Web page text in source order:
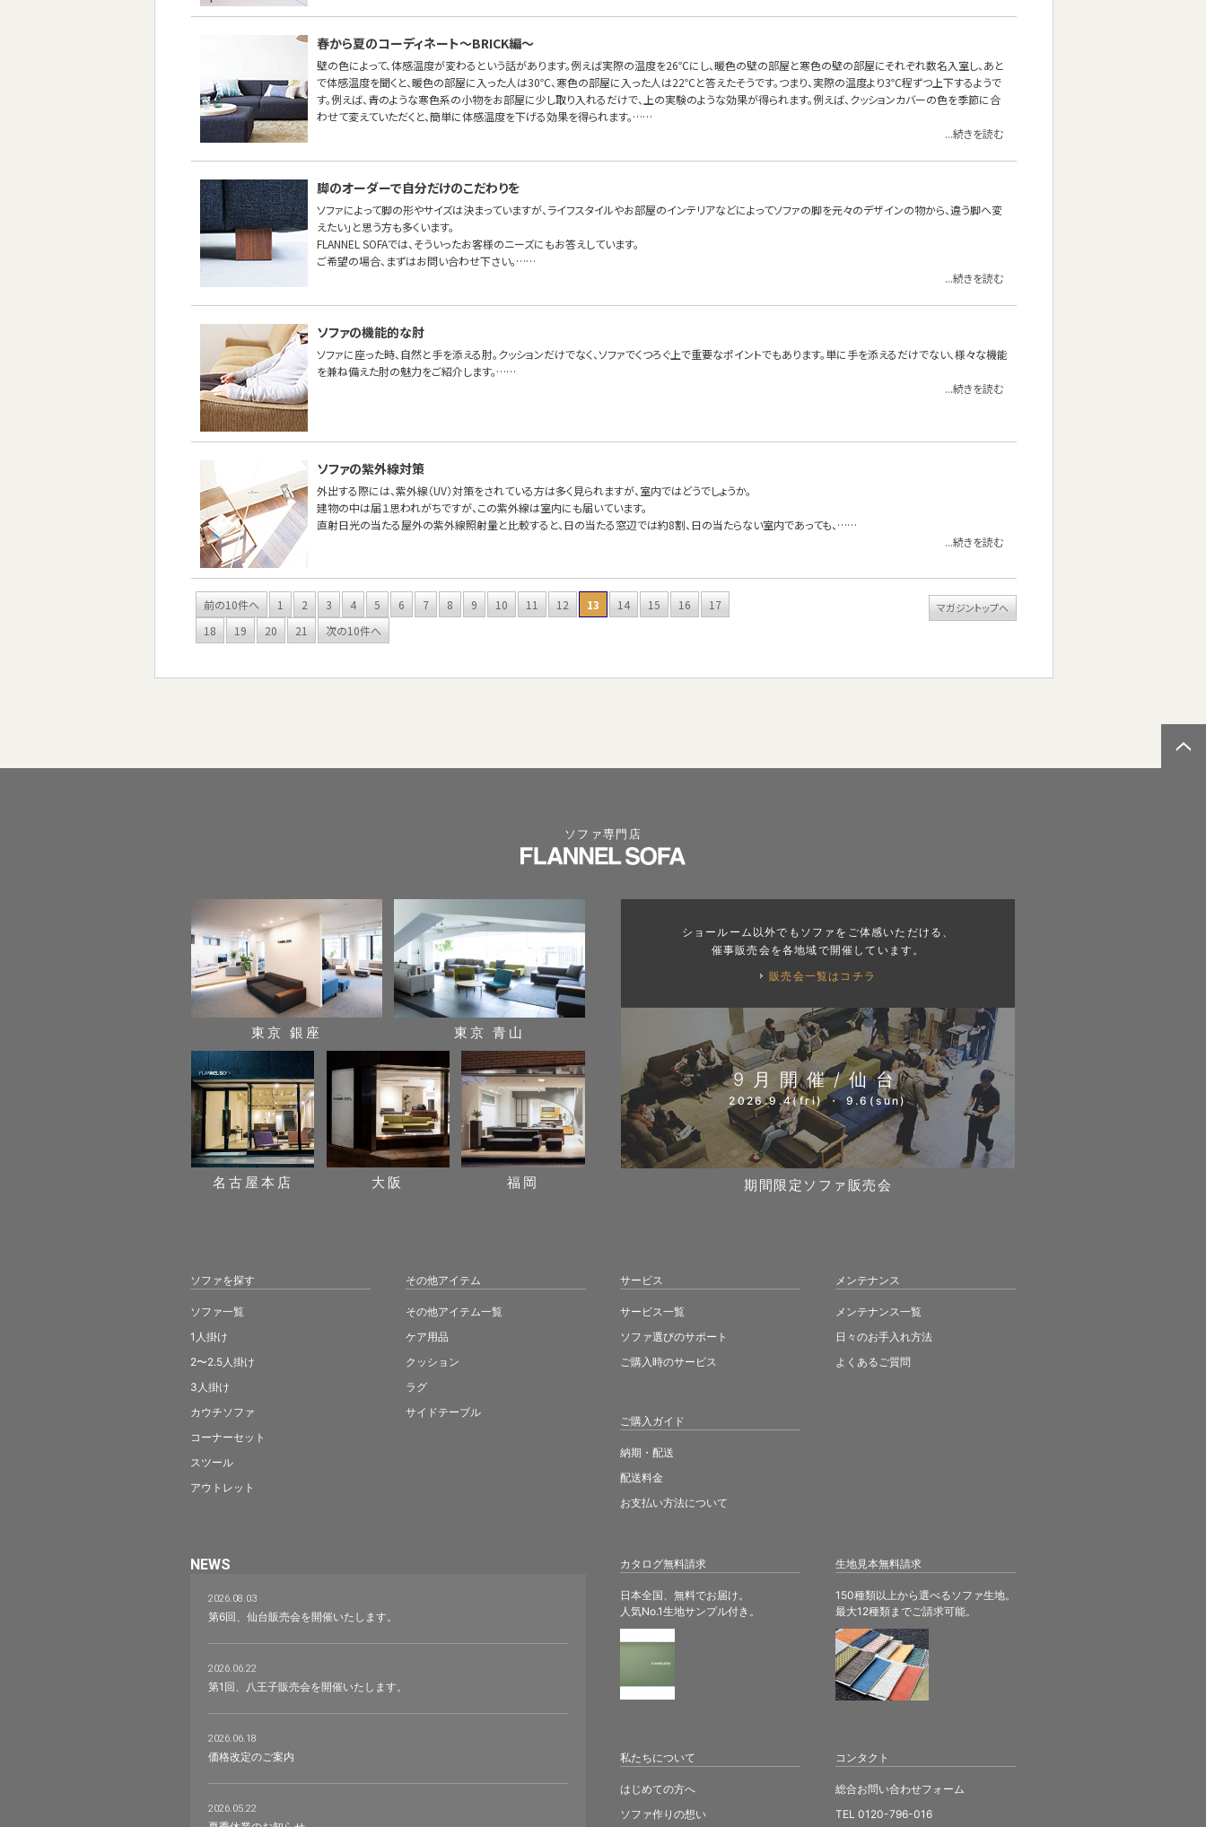
春から夏のコーディネート〜BRICK編～
壁の色によって、体感温度が変わるという話があります。例えば実際の温度を26℃にし、暖色の壁の部屋と寒色の壁の部屋にそれぞれ数名入室し、あと
で体感温度を聞くと、暖色の部屋に入った人は30℃、寒色の部屋に入った人は22℃と答えたそうです。つまり、実際の温度より3℃程ずつ上下するようで
す。例えば、青のような寒色系の小物をお部屋に少し取り入れるだけで、上の実験のような効果が得られます。例えば、クッションカバーの色を季節に合
わせて変えていただくと、簡単に体感温度を下げる効果を得られます。……
...続きを読む
脚のオーダーで自分だけのこだわりを
ソファによって脚の形やサイズは決まっていますが、ライフスタイルやお部屋のインテリアなどによってソファの脚を元々のデザインの物から、違う脚へ変
えたい」と思う方も多くいます。
FLANNEL SOFAでは、そういったお客様のニーズにもお答えしています。
ご希望の場合、まずはお問い合わせ下さい。……
...続きを読む
ソファの機能的な肘
ソファに座った時、自然と手を添える肘。クッションだけでなく、ソファでくつろぐ上で重要なポイントでもあります。単に手を添えるだけでない、様々な機能
を兼ね備えた肘の魅力をご紹介します。……
...続きを読む
ソファの紫外線対策
外出する際には、紫外線（UV）対策をされている方は多く見られますが、室内ではどうでしょうか。
建物の中は届１思われがちですが、この紫外線は室内にも届いています。
直射日光の当たる屋外の紫外線照射量と比較すると、日の当たる窓辺では約8割、日の当たらない室内であっても、……
...続きを読む
前の10件へ 1 2 3 4 5 6 7 8 9 10 11 12 13 14 15 16
17
18
19 20 21 次の10件へ
マガジントップへ
ソファ専門店
カタログ無料請求
日本全国、無料でお届け。
人気No.1生地サンプル付き。
生地見本無料請求
150種類以上から選べるソファ生地。
最大12種類までご請求可能。
東京 銀座 東京 青山
名古屋本店 大阪 福岡
ショールーム以外でもソファをご体感いただける、
催事販売会を各地域で開催しています。
販売会一覧はコチラ
9月開催/仙台
2026.9.4(fri) ・ 9.6(sun)
期間限定ソファ販売会
ソファを探す
ソファ一覧
1人掛け
2〜2.5人掛け
3人掛け
カウチソファ
コーナーセット
スツール
アウトレット
その他アイテム
その他アイテム一覧
ケア用品
クッション
ラグ
サイドテーブル
サービス
サービス一覧
ソファ選びのサポート
ご購入時のサービス
ご購入ガイド
納期・配送
配送料金
お支払い方法について
メンテナンス
メンテナンス一覧
日々のお手入れ方法
よくあるご質問
NEWS
2026.08.03
第6回、仙台販売会を開催いたします。
2026.06.22
第1回、八王子販売会を開催いたします。
2026.06.18
価格改定のご案内
2026.05.22
私たちについて
はじめての方へ
ソファ作りの想い
コンタクト
総合お問い合わせフォーム
TEL 0120-796-016